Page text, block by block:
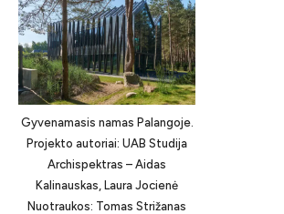
Gyvenamasis namas Palangoje.
Projekto autoriai: UAB Studija
Archispektras – Aidas
Kalinauskas, Laura Jocienė
Nuotraukos: Tomas Strižanas